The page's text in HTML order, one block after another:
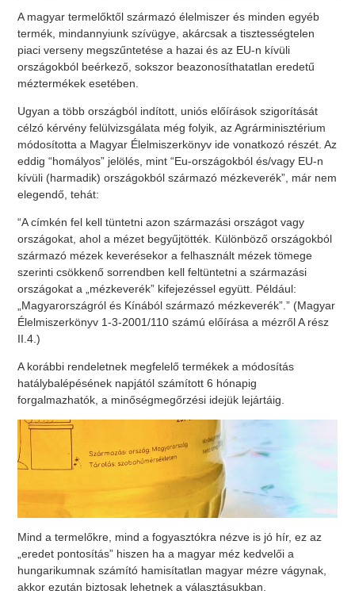
A magyar termelőktől származó élelmiszer és minden egyéb
termék, mindannyiunk szívügye, akárcsak a tisztességtelen
piaci verseny megszűntetése a hazai és az EU-n kívüli
országokból beérkező, sokszor beazonosíthatatlan eredetű
méztermékek esetében.
Ugyan a több országból indított, uniós előírások szigorítását
célzó kérvény felülvizsgálata még folyik, az Agrárminisztérium
módosította a Magyar Élelmiszerkönyv ide vonatkozó részét. Az
eddig “homályos” jelölés, mint “Eu-országokból és/vagy EU-n
kívüli (harmadik) országokból származó mézkeverék”, már nem
elegendő, tehát:
“A címkén fel kell tüntetni azon származási országot vagy
országokat, ahol a mézet begyűjtötték. Különböző országokból
származó mézek keverésekor a felhasznált mézek tömege
szerinti csökkenő sorrendben kell feltüntetni a származási
országokat a „mézkeverék” kifejezéssel együtt. Például:
„Magyarországról és Kínából származó mézkeverék”.” (Magyar
Élelmiszerkönyv 1-3-2001/110 számú előírása a mézről A rész
II.4.)
A korábbi rendeletnek megfelelő termékek a módosítás
hatálybalépésének napjától számított 6 hónapig
forgalmazhatók, a minőségmegőrzési idejük lejártáig.
Mind a termelőkre, mind a fogyasztókra nézve is jó hír, ez az
„eredet pontosítás” hiszen ha a magyar méz kedvelői a
hungarikumnak számító hamisítatlan magyar mézre vágynak,
akkor ezután biztosak lehetnek a választásukban.